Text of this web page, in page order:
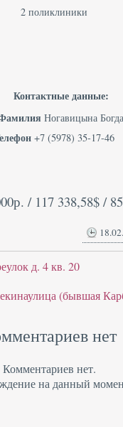
2 поликлиники
Контактные данные:
Ногавицына
+7 (5978) 35-17-46
/ 117 338,58$ /
д. 4 кв. 20
(бывшая
нет
Комментариев нет.
на данный